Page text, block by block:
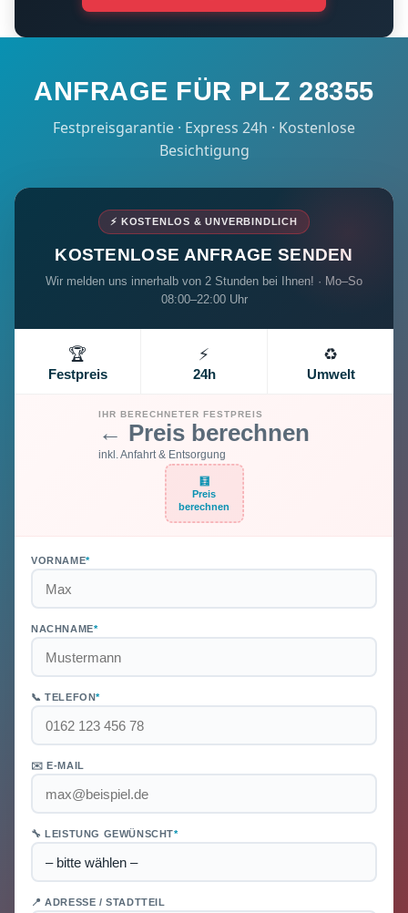
ANFRAGE FÜR PLZ 28355
Festpreisgarantie · Express 24h · Kostenlose
Besichtigung
⚡ KOSTENLOS & UNVERBINDLICH
KOSTENLOSE ANFRAGE SENDEN
Wir melden uns innerhalb von 2 Stunden bei Ihnen! · Mo–So
08:00–22:00 Uhr
🏆
Festpreis
⚡
24h
♻️
Umwelt
IHR BERECHNETER FESTPREIS
← Preis berechnen
inkl. Anfahrt & Entsorgung
🧮
Preis
berechnen
VORNAME*
NACHNAME*
📞 TELEFON*
✉️ E-MAIL
🔧 LEISTUNG GEWÜNSCHT*
📍 ADRESSE / STADTTEIL